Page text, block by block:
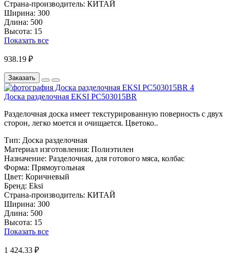
Страна-производитель: КИТАЙ
Ширина: 300
Длина: 500
Высота: 15
Показать все
938.19 ₽
Заказать
Доска разделочная EKSI PC503015BR
Разделочная доска имеет текстурированную поверность с двух
сторон, легко моется и очищается. Цветоко..
Тип: Доска разделочная
Материал изготовления: Полиэтилен
Назначение: Разделочная, для готового мяса, колбас
Форма: Прямоугольная
Цвет: Коричневый
Бренд: Eksi
Страна-производитель: КИТАЙ
Ширина: 300
Длина: 500
Высота: 15
Показать все
1 424.33 ₽